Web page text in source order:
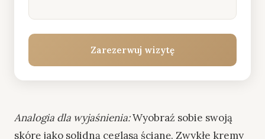
Zarezerwuj wizytę
Analogia dla wyjaśnienia:Wyobraź sobie swoją
skórę jako solidną ceglasą ścianę. Zwykłe kremy